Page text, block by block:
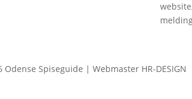
Spiseguide | Webmaster HR-DESIGN